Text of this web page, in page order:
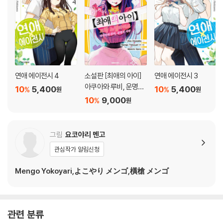
연애 에이전시 4
5,400원
10%
소설판 [최애의 아이]
아쿠아와 루비, 운명의
시작 9,000원
10%
연애 에이전시 3
5,400원
10%
그림 요코야리 멘고
관심작가 알림신청
Mengo Yokoyari,よこやり メンゴ,橫槍 メンゴ
관련 분류